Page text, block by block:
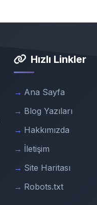
Hızlı Linkler
Ana Sayfa
Blog Yazıları
Hakkımızda
İletişim
Site Haritası
Robots.txt